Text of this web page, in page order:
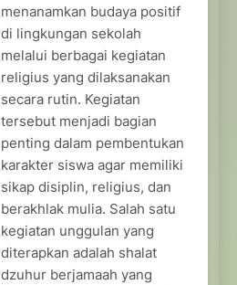
menanamkan budaya positif
di lingkungan sekolah
melalui berbagai kegiatan
religius yang dilaksanakan
secara rutin. Kegiatan
tersebut menjadi bagian
penting dalam pembentukan
karakter siswa agar memiliki
sikap disiplin, religius, dan
berakhlak mulia. Salah satu
kegiatan unggulan yang
diterapkan adalah shalat
dzuhur berjamaah yang